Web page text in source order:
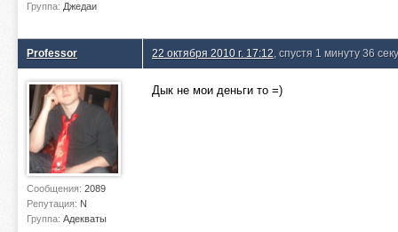
Группа: Джедаи
Professor
Сообщения: 2089
Репутация: N
Группа: Адекваты
22 октября 2010 г. 17:12 , спустя 1 минуту 36
Дык не мои деньги то =)